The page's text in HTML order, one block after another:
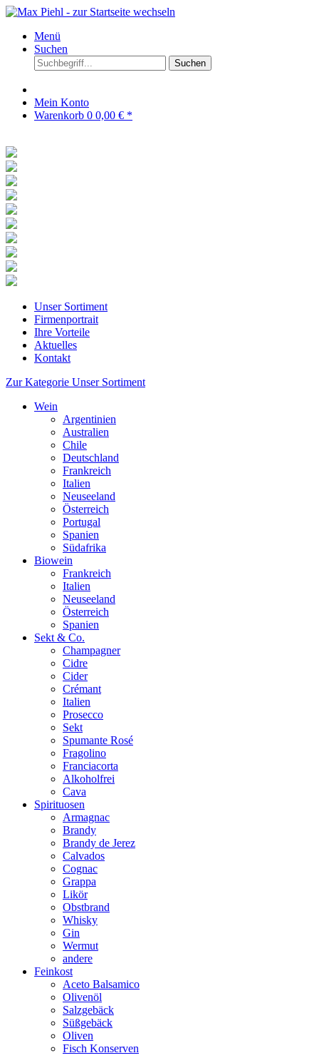
Menü
Suchen
Suchen
Mein Konto
Warenkorb 0 0,00 € *
Unser Sortiment
Firmenportrait
Ihre Vorteile
Aktuelles
Kontakt
Zur Kategorie Unser Sortiment
Wein
Argentinien
Australien
Chile
Deutschland
Frankreich
Italien
Neuseeland
Österreich
Portugal
Spanien
Südafrika
Biowein
Frankreich
Italien
Neuseeland
Österreich
Spanien
Sekt & Co.
Champagner
Cidre
Cider
Crémant
Italien
Prosecco
Sekt
Spumante Rosé
Fragolino
Franciacorta
Alkoholfrei
Cava
Spirituosen
Armagnac
Brandy
Brandy de Jerez
Calvados
Cognac
Grappa
Likör
Obstbrand
Whisky
Gin
Wermut
andere
Feinkost
Aceto Balsamico
Olivenöl
Salzgebäck
Süßgebäck
Oliven
Fisch Konserven